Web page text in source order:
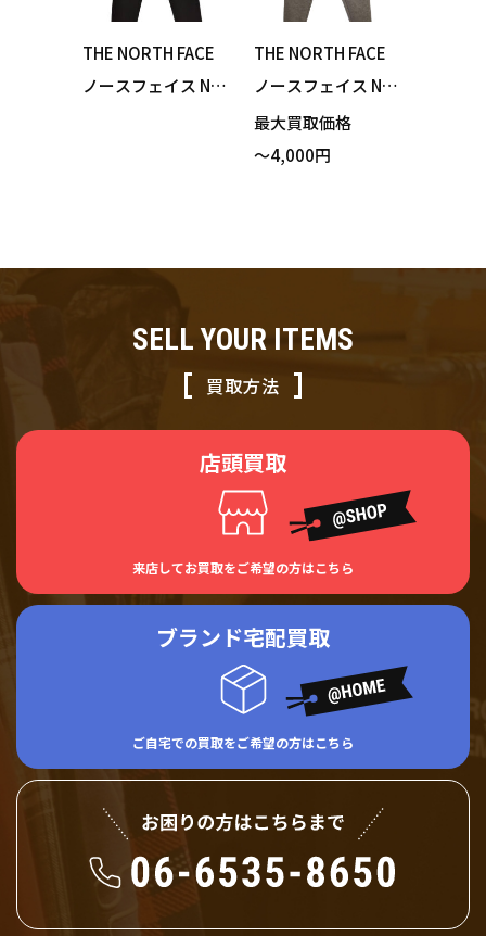
THE NORTH FACE
ノースフェイス NB
THE NORTH FACE
ノースフェイス NB
32287 Tech Air Sw
eat Jogger Pant テ
最大買取価格
～4,000円
SELL YOUR ITEMS
買取方法
店頭買取
来店してお買取をご希望の方はこちら
ブランド宅配買取
ご自宅での買取をご希望の方はこちら